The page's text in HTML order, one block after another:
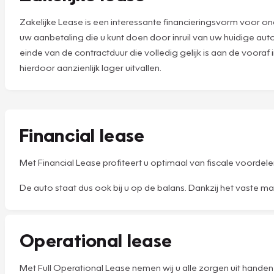
Zakelijke Lease is een interessante financieringsvorm voor
uw aanbetaling die u kunt doen door inruil van uw huidige
einde van de contractduur die volledig gelijk is aan de
hierdoor aanzienlijk lager uitvallen.
Financial lease
Met Financial Lease profiteert u optimaal van fiscale
De auto staat dus ook bij u op de balans. Dankzij het vaste
Operational lease
Met Full Operational Lease nemen wij u alle zorgen uit